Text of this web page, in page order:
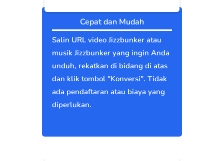
Cepat dan Mudah
Salin URL video Jizzbunker atau
musik Jizzbunker yang ingin Anda
unduh, rekatkan di bidang di atas
dan klik tombol "Konversi". Tidak
ada pendaftaran atau biaya yang
diperlukan.